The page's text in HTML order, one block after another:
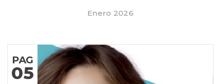
Enero 2026
PAG
05